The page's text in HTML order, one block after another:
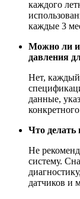
каждого
каждые 3
Можно ли
давления
Нет, каждый
данные,
Что делать
Не
систему.
датчиков и